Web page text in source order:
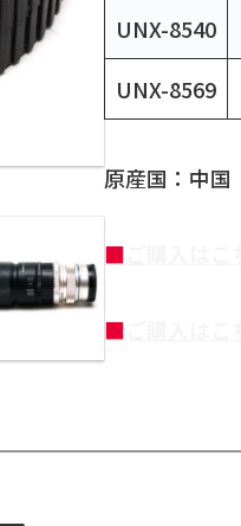
UNX-8540
UNX-8569
原産国：中国
■
■